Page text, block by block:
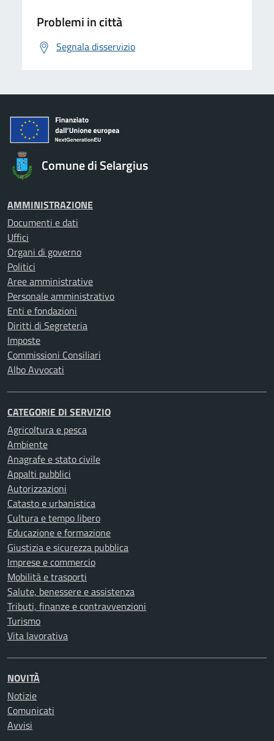
Problemi in città
Segnala disservizio
Comune di Selargius
AMMINISTRAZIONE
Documenti e dati
Uffici
Organi di governo
Politici
Aree amministrative
Personale amministrativo
Enti e fondazioni
Diritti di Segreteria
Imposte
Commissioni Consiliari
Albo Avvocati
CATEGORIE DI SERVIZIO
Agricoltura e pesca
Ambiente
Anagrafe e stato civile
Appalti pubblici
Autorizzazioni
Catasto e urbanistica
Cultura e tempo libero
Educazione e formazione
Giustizia e sicurezza pubblica
Imprese e commercio
Mobilità e trasporti
Salute, benessere e assistenza
Tributi, finanze e contravvenzioni
Turismo
Vita lavorativa
NOVITÀ
Notizie
Comunicati
Avvisi